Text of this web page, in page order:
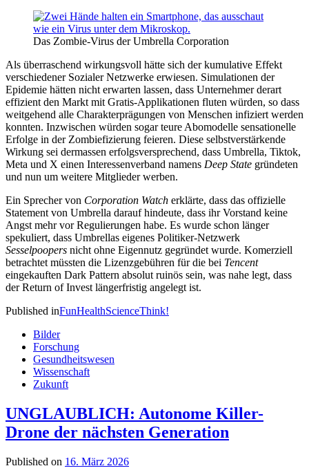
Das Zombie-Virus der Umbrella Corporation
Als überraschend wirkungsvoll hätte sich der kumulative Effekt
verschiedener Sozialer Netzwerke erwiesen. Simulationen der
Epidemie hätten nicht erwarten lassen, dass Unternehmer derart
effizient den Markt mit Gratis-Applikationen fluten würden, so dass
weitgehend alle Charakterprägungen von Menschen infiziert werden
konnten. Inzwischen würden sogar teure Abomodelle sensationelle
Erfolge in der Zombiefizierung feieren. Diese selbstverstärkende
Wirkung sei dermassen erfolgsversprechend, dass Umbrella, Tiktok,
Meta und X einen Interessenverband namens Deep State gründeten
und nun um weitere Mitglieder werben.
Ein Sprecher von Corporation Watch erklärte, dass das offizielle
Statement von Umbrella darauf hindeute, dass ihr Vorstand keine
Angst mehr vor Regulierungen habe. Es wurde schon länger
spekuliert, dass Umbrellas eigenes Politiker-Netzwerk
Sesselpoopers nicht ohne Eigennutz gegründet wurde. Komerziell
betrachtet müssten die Lizenzgebühren für die bei Tencent
eingekauften Dark Pattern absolut ruinös sein, was nahe legt, dass
der Return of Invest längerfristig angelegt ist.
Published inFunHealthScienceThink!
Bilder
Forschung
Gesundheitswesen
Wissenschaft
Zukunft
UNGLAUBLICH: Autonome Killer-
Drone der nächsten Generation
Published on 16. März 2026